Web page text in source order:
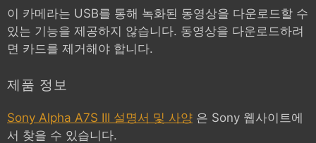
이 카메라는 USB를 통해 녹화된 동영상을 다운로드할 수
있는 기능을 제공하지 않습니다. 동영상을 다운로드하려
면 카드를 제거해야 합니다.
제품 정보
Sony Alpha A7S III 설명서 및 사양 은 Sony 웹사이트에
서 찾을 수 있습니다.